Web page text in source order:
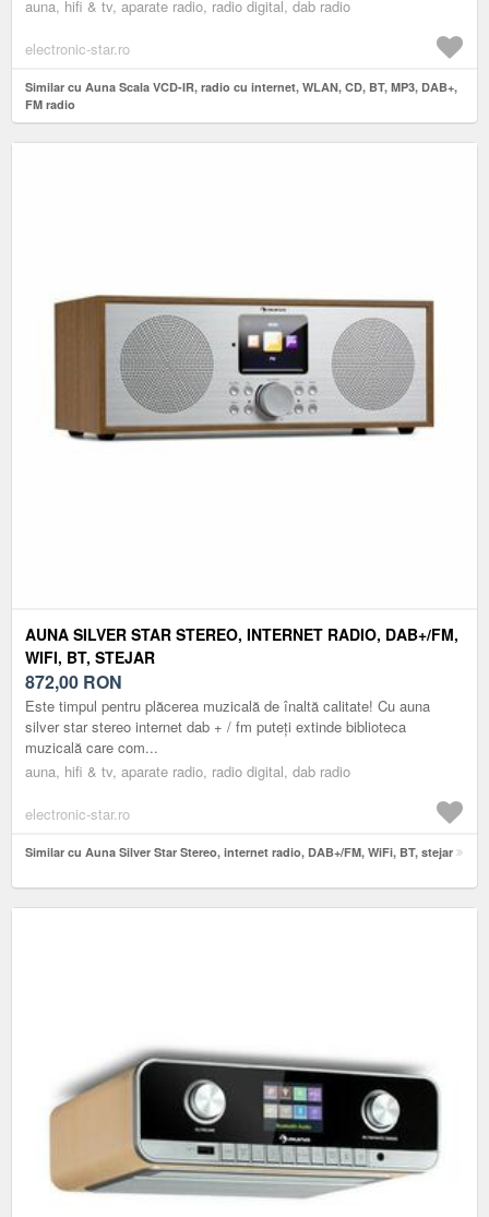
auna, hifi & tv, aparate radio, radio digital, dab radio
electronic-star.ro
Similar cu Auna Scala VCD-IR, radio cu internet, WLAN, CD, BT, MP3, DAB+,
FM radio
AUNA SILVER STAR STEREO, INTERNET RADIO, DAB+/FM,
WIFI, BT, STEJAR
872,00 RON
Este timpul pentru plăcerea muzicală de înaltă calitate! Cu auna
silver star stereo internet dab + / fm puteți extinde biblioteca
muzicală care com...
auna, hifi & tv, aparate radio, radio digital, dab radio
electronic-star.ro
Similar cu Auna Silver Star Stereo, internet radio, DAB+/FM, WiFi, BT, stejar